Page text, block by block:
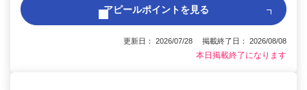
アピールポイントを見る
更新日： 2026/07/28 掲載終了日： 2026/08/08
本日掲載終了になります